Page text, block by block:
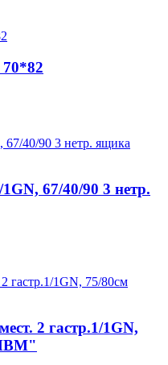
67/40/90 3 нетр.
2 гастр.1/1GN,